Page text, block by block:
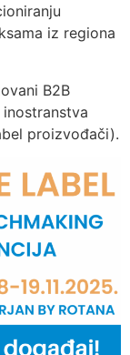
iz regiona
B2B
proizvođači).